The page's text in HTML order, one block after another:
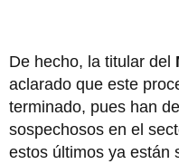
De hecho, la titular del
aclarado que este
terminado, pues han
sospechosos en el
estos últimos ya están